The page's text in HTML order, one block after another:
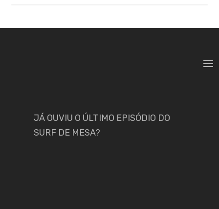
JÁ OUVIU O ÚLTIMO EPISÓDIO DO
SURF DE MESA?